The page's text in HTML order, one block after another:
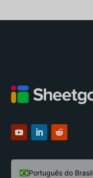
Português do Brasil